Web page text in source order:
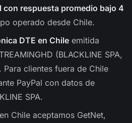
con respuesta promedio bajo 4
operado desde Chile.
DTE en Chile emitida
(BLACKLINE SPA,
Para clientes fuera de Chile
PayPal con datos de
SPA.
en Chile aceptamos GetNet,